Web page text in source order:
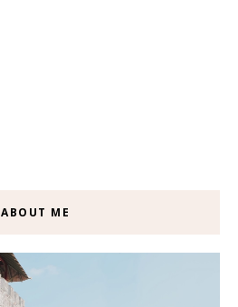
ABOUT ME